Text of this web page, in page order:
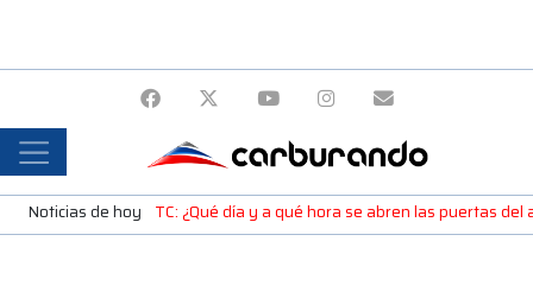
Noticias de hoy TC: ¿Qué día y a qué hora se abren las puertas